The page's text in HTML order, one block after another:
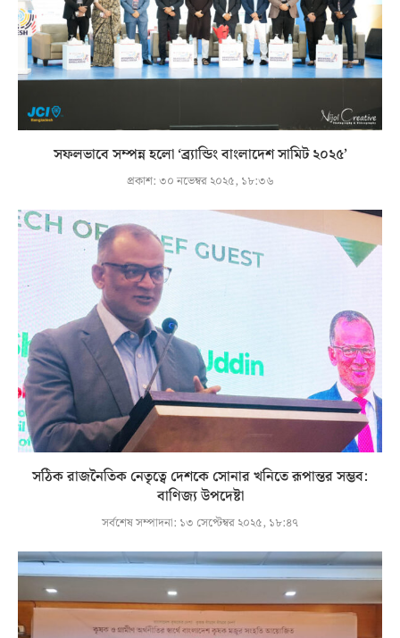
সফলভাবে সম্পন্ন হলো ‘ব্র্যান্ডিং বাংলাদেশ সামিট ২০২৫’
প্রকাশ:৩০ নভেম্বর ২০২৫, ১৮:৩৬
সঠিক রাজনৈতিক নেতৃত্বে দেশকে সোনার খনিতে রূপান্তর সম্ভব:
বাণিজ্য উপদেষ্টা
সর্বশেষ সম্পাদনা: ১৩ সেপ্টেম্বর ২০২৫, ১৮:৪৭